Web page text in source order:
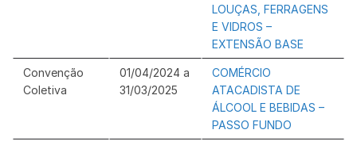
LOUÇAS, FERRAGENS
E VIDROS –
EXTENSÃO BASE
Convenção
Coletiva
01/04/2024 a
31/03/2025
COMÉRCIO
ATACADISTA DE
ÁLCOOL E BEBIDAS –
PASSO FUNDO